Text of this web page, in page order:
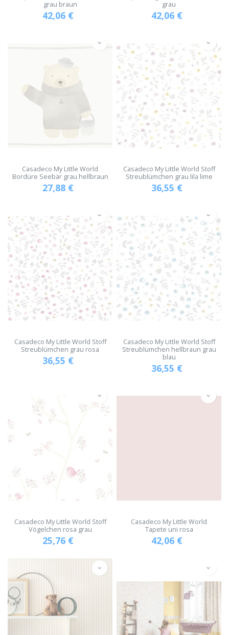
grau braun
42,06 €
grau
42,06 €
Casadeco My Little World
Bordüre Seebär grau hellbraun
27,88 €
Casadeco My Little World Stoff
Streublümchen grau lila lime
36,55 €
Casadeco My Little World Stoff
Streublümchen grau rosa
36,55 €
Casadeco My Little World Stoff
Streublümchen hellbraun grau
blau
36,55 €
Casadeco My Little World Stoff
Vögelchen rosa grau
25,76 €
Casadeco My Little World
Tapete uni rosa
42,06 €